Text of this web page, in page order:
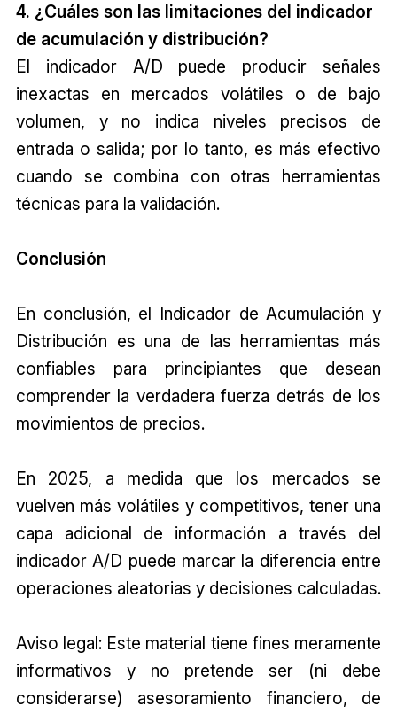
4. ¿Cuáles son las limitaciones del indicador
de acumulación y distribución?
El indicador A/D puede producir señales
inexactas en mercados volátiles o de bajo
volumen, y no indica niveles precisos de
entrada o salida; por lo tanto, es más efectivo
cuando se combina con otras herramientas
técnicas para la validación.
Conclusión
En conclusión, el Indicador de Acumulación y
Distribución es una de las herramientas más
confiables para principiantes que desean
comprender la verdadera fuerza detrás de los
movimientos de precios.
En 2025, a medida que los mercados se
vuelven más volátiles y competitivos, tener una
capa adicional de información a través del
indicador A/D puede marcar la diferencia entre
operaciones aleatorias y decisiones calculadas.
Aviso legal: Este material tiene fines meramente
informativos y no pretende ser (ni debe
considerarse) asesoramiento financiero, de